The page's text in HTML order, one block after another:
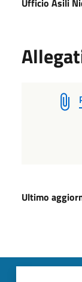
Ultimo